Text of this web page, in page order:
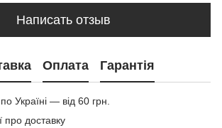
Написать отзыв
Оплата Гарантія
Україні — від 60 грн.
про доставку